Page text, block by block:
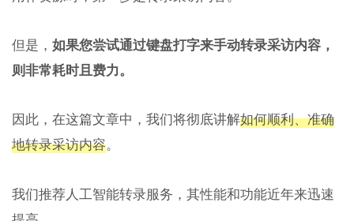
但是， 如果您尝试通过键盘打字来手动转录采访内容，
则非常耗时且费力。
因此，在这篇文章中，我们将彻底讲解如何顺利、准确
地转录采访内容。
我们推荐人工智能转录服务，其性能和功能近年来迅速